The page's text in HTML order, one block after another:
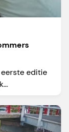
editie